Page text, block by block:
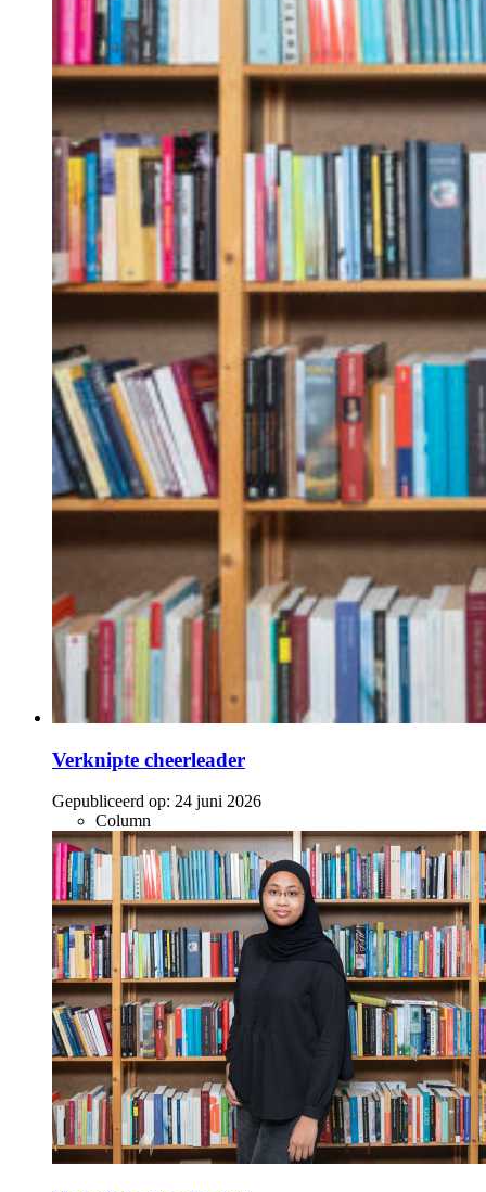
Verknipte cheerleader
Gepubliceerd op: 24 juni 2026
Column